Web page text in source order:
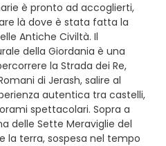
è pronto ad accoglierti,
là dove è stata fatta la
Antiche Civiltà. Il
della Giordania è una
la Strada dei Re,
di Jerash, salire al
autentica tra castelli,
spettacolari. Sopra a
delle Sette Meraviglie del
la terra, sospesa nel tempo